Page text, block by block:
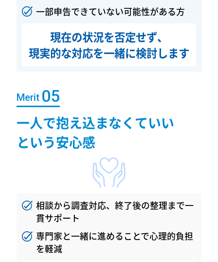
一部申告できていない可能性がある方
現在の状況を否定せず、
現実的な対応を一緒に検討します
Merit
一人で抱え込まなくていい
という安心感
相談から調査対応、終了後の整理まで一
貫サポート
専門家と一緒に進めることで心理的負担
を軽減